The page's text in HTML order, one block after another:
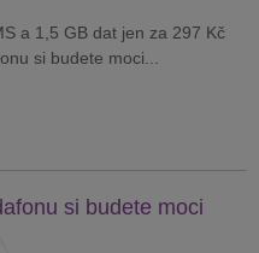
a 1,5 GB dat jen za 297 Kč
si budete moci...
si budete moci